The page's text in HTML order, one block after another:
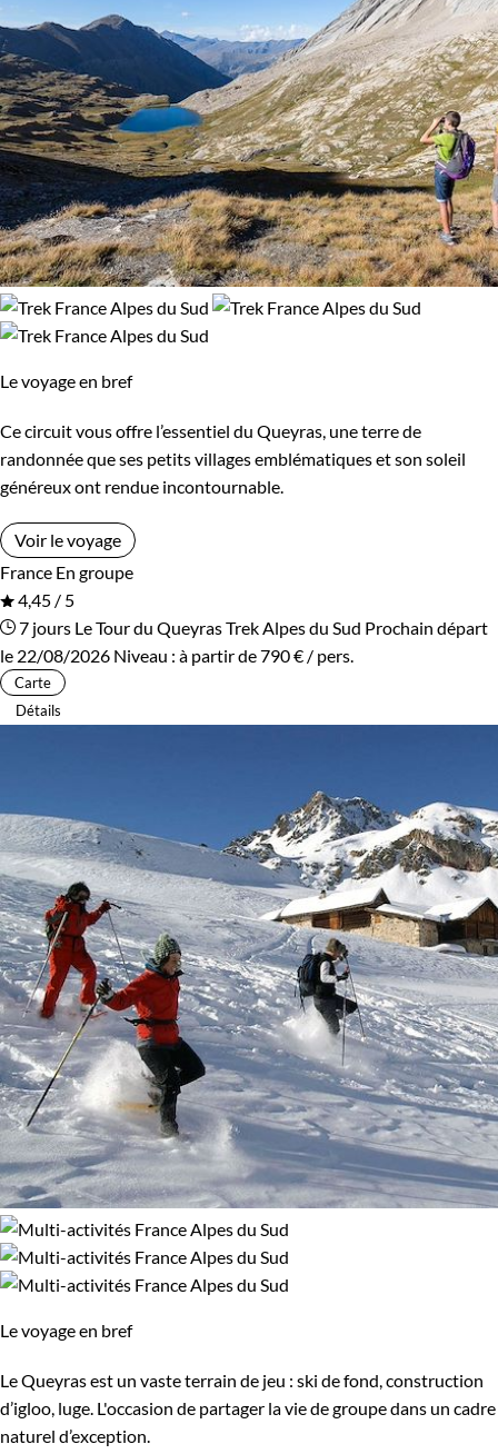
Le voyage en bref
Ce circuit vous offre l’essentiel du Queyras, une terre de
randonnée que ses petits villages emblématiques et son soleil
généreux ont rendue incontournable.
Voir le voyage
France En groupe
4,45 / 5
7 jours Le Tour du QueyrasTrek Alpes du Sud Prochain départ
le 22/08/2026 Niveau : à partir de790 € / pers.
Carte
Détails
Le voyage en bref
Le Queyras est un vaste terrain de jeu : ski de fond, construction
d’igloo, luge. L'occasion de partager la vie de groupe dans un cadre
naturel d’exception.